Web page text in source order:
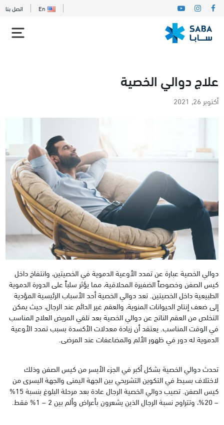
En اتصل بنا
علاج دوالي الخصية
أكتوبر 26, 2021
دوالي الخصية عبارة عن تمدد الأوعية الدموية في الخصيتين، وانتفاخ داخل
كيس الصفن وخصوصاً الضفيرة المحلاقية، مما يؤثر سلباً على الدورة الدموية
الطبيعية داخل الخصيتين. تعد دوالي الخصية أحد الأسباب الرئيسية المؤدية
إلى ضعف إنتاج الحيوانات المنوية، والعقم غير الدائم عند الرجال، حيث يمكن
التخلص من العقم الناتج عن دوالي الخصية بعد تلقي المريض العلاج المناسب
في الوقت المناسب. يعتقد أن زيادة معدلات الأكسدة بسبب تمدد الأوعية
الدموية له دور في ظهور الألم والمضاعفات عند المرضى.
تحدث دوالي الخصية بشكل أكبر في الجزء الأيسر من كيس الصفن وذلك
لاختلاف بسيط في التكوين التشريحي بين الجهة اليمنى والجهة اليسرى من
كيس الصفن. تصيب دوالي الخصية الرجال عادة بعد مرحلة البلوغ بنسبة 15%
– 20%، وتتراوح نسبة الرجال الذين يشعرون بأعراض وألم بين 2 – 1% فقط.